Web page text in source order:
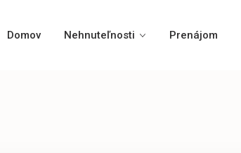
Domov Nehnuteľnosti Prenájom